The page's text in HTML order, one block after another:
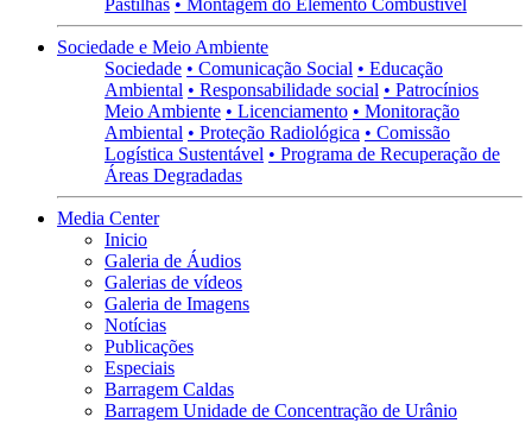
Pastilhas • Montagem do Elemento Combustível
Sociedade e Meio Ambiente
Sociedade • Comunicação Social • Educação
Ambiental • Responsabilidade social • Patrocínios
Meio Ambiente • Licenciamento • Monitoração
Ambiental • Proteção Radiológica • Comissão
Logística Sustentável • Programa de Recuperação de
Áreas Degradadas
Media Center
Inicio
Galeria de Áudios
Galerias de vídeos
Galeria de Imagens
Notícias
Publicações
Especiais
Barragem Caldas
Barragem Unidade de Concentração de Urânio